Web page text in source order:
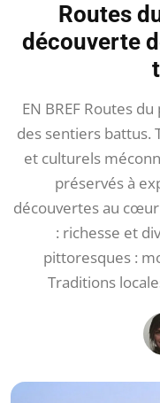
Routes
découverte
EN BREF Routes
des sentiers battus.
et culturels
préservés à
découvertes au
: richesse et
pittoresques :
Traditions